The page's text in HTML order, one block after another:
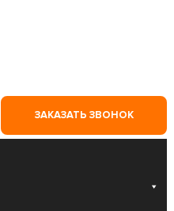
ЗАКАЗАТЬ ЗВОНОК